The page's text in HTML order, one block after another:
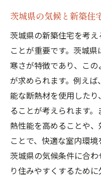
茨城県の気候と新築住
茨城県の新築住宅を考
ことが重要です。茨城
寒さが特徴であり、こ
が求められます。例え
能な断熱材を使用した
ることが考えられます
熱性能を高めることや
ことで、快適な室内環境
茨城県の気候条件に合
り住みやすくするために